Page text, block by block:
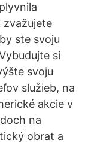
zvažujete
ste svoju
si
svoju
služieb, na
akcie v
na
obrat a